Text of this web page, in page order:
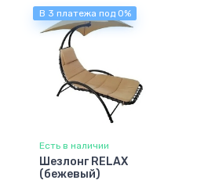
В 3 платежа под 0%
Есть в наличии
Шезлонг RELAX
(бежевый)